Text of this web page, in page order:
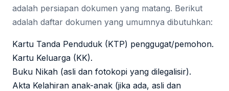
adalah persiapan dokumen yang matang. Berikut
adalah daftar dokumen yang umumnya dibutuhkan:
Kartu Tanda Penduduk (KTP) penggugat/pemohon.
Kartu Keluarga (KK).
Buku Nikah (asli dan fotokopi yang dilegalisir).
Akta Kelahiran anak-anak (jika ada, asli dan